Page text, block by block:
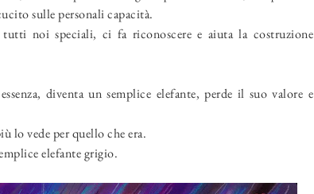
sulle personali capacità.
noi speciali, ci fa riconoscere e aiuta la costruzione
diventa un semplice elefante, perde il suo valore e
lo vede per quello che era.
elefante grigio.